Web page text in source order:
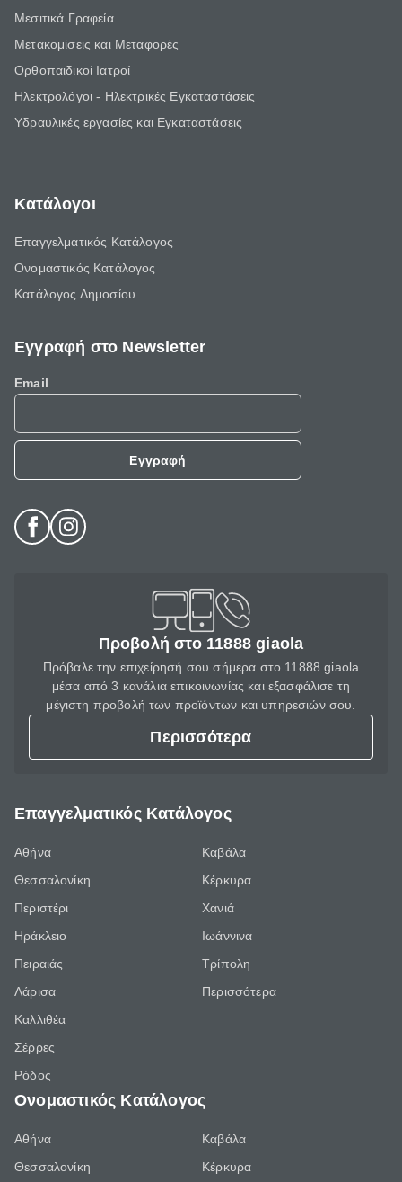
Μεσιτικά Γραφεία
Μετακομίσεις και Μεταφορές
Ορθοπαιδικοί Ιατροί
Ηλεκτρολόγοι - Ηλεκτρικές Εγκαταστάσεις
Υδραυλικές εργασίες και Εγκαταστάσεις
Κατάλογοι
Επαγγελματικός Κατάλογος
Ονομαστικός Κατάλογος
Κατάλογος Δημοσίου
Εγγραφή στο Newsletter
Email
Εγγραφή
Προβολή στο 11888 giaola
Πρόβαλε την επιχείρησή σου σήμερα στο 11888 giaola
μέσα από 3 κανάλια επικοινωνίας και εξασφάλισε τη
μέγιστη προβολή των προϊόντων και υπηρεσιών σου.
Περισσότερα
Επαγγελματικός Κατάλογος
Αθήνα
Θεσσαλονίκη
Περιστέρι
Ηράκλειο
Πειραιάς
Λάρισα
Καλλιθέα
Σέρρες
Ρόδος
Καβάλα
Κέρκυρα
Χανιά
Ιωάννινα
Τρίπολη
Περισσότερα
Ονομαστικός Κατάλογος
Αθήνα
Θεσσαλονίκη
Καβάλα
Κέρκυρα